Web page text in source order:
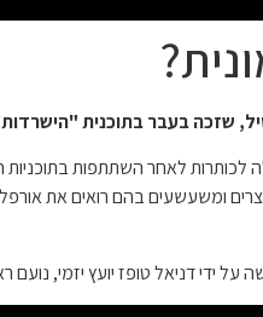
שזכה בעבר בתוכנית
לכותרות לאחר השתתפות בתוכניות
מורכב מסדרה של כ-20 סרטונים קצרים